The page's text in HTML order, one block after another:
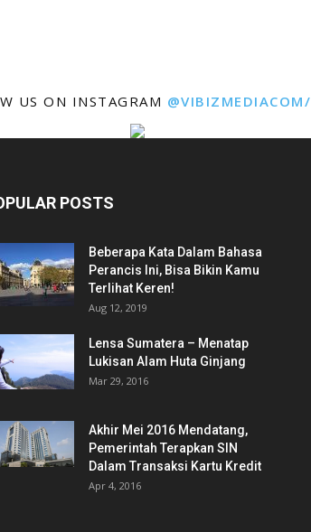
US ON INSTAGRAM @VIBIZMEDIACOM/
POSTS
Beberapa Kata Dalam Bahasa
Perancis Ini, Bisa Bikin Kamu
Terlihat Keren!
Aug 12, 2019
Lensa Sumatera – Menatap
Lukisan Alam Huta Ginjang
Mar 29, 2016
Akhir Mei 2016 Mendatang,
Pemerintah Terapkan SIN
Dalam Transaksi Kartu Kredit
Apr 4, 2016